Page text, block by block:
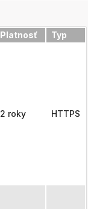
Platnosť Typ
2 roky HTTPS